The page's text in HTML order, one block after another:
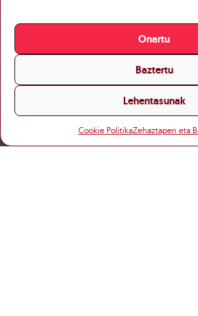
Onartu
Baztertu
Lehentasunak
Cookie PolitikaZehaztapen eta